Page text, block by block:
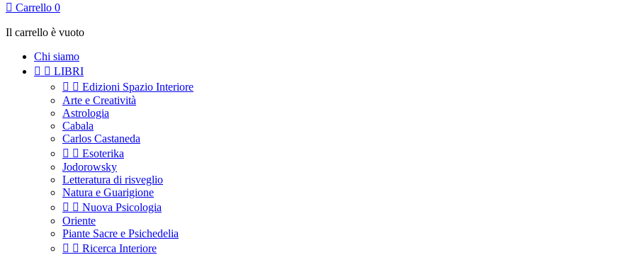
 Carrello 0
Il carrello è vuoto
Chi siamo
  LIBRI
  Edizioni Spazio Interiore
Arte e Creatività
Astrologia
Cabala
Carlos Castaneda
  Esoterika
Jodorowsky
Letteratura di risveglio
Natura e Guarigione
  Nuova Psicologia
Oriente
Piante Sacre e Psichedelia
  Ricerca Interiore